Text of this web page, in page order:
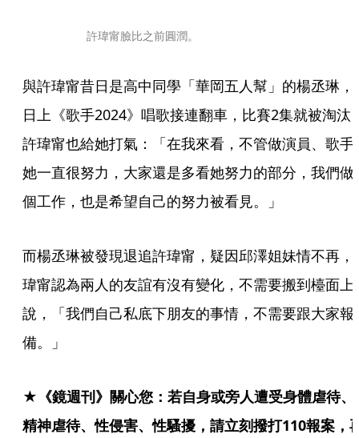
許瑋甯臉比之前圓潤。
與許瑋甯昔日是高中同學「華岡五人幫」的楊丞琳，
日上《歌手2024》唱歌接連翻車，比賽2集就被淘汰
許瑋甯也給她打氣：「在我來看，不管做演員、歌手
她一直很努力，大家還是多看她努力的部分，我們做
個工作，也是希望自己的努力被看見。」
而楊丞琳被發現退追許瑋甯，疑因邱澤姐妹情不再，
瑋甯認為兩人的友誼有沒有變化，不需要搬到檯面上
說，「我們自己私底下朋友的事情，不需要跟大家報
備。」
★《鏡週刊》關心您：若自身或旁人遭受身體虐待、
精神虐待、性侵害、性騷擾，請立刻撥打110報案，